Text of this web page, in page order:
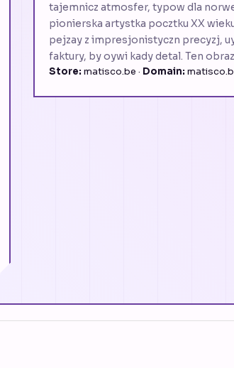
tajemnicz atmosfer, typow dla
pionierska artystka pocztku XX
pejzay z impresjonistyczn precyzj,
faktury, by oywi kady detal. Ten
Store: matisco.be · Domain: